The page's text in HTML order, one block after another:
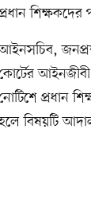
শিক্ষকদের
আইনজীবী
প্রধান
বিষয়টি